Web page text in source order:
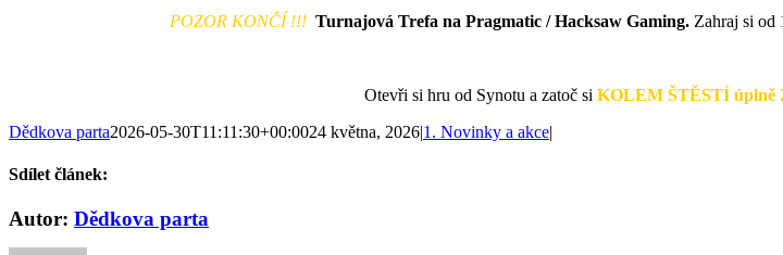
POZOR KONČÍ !!! Turnajová Trefa na Pragmatic / Hacksaw Gaming. Zahraj si od
Otevři si hru od Synotu a zatoč si KOLEM ŠTĚSTÍ úplně
Dědkova parta2026-05-30T11:11:30+00:0024 května, 2026|1. Novinky a akce|
Sdílet článek:
Facebook
Twitter
Reddit
LinkedIn
WhatsApp
Telegram
Tumblr
Pinterest
Vk
E-
Autor: Dědkova parta